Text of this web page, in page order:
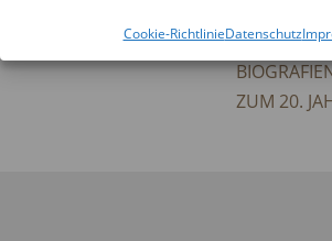
Cookie-RichtlinieDatenschutz
ZUM 20.